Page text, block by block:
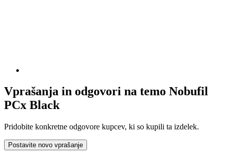
Vprašanja in odgovori na temo Nobufil
PCx Black
Pridobite konkretne odgovore kupcev, ki so kupili ta izdelek.
Postavite novo vprašanje